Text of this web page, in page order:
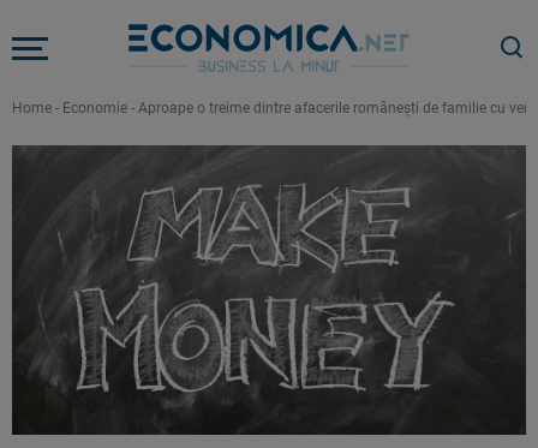
Home - Economie - Aproape o treime dintre afacerile româneşti de familie cu